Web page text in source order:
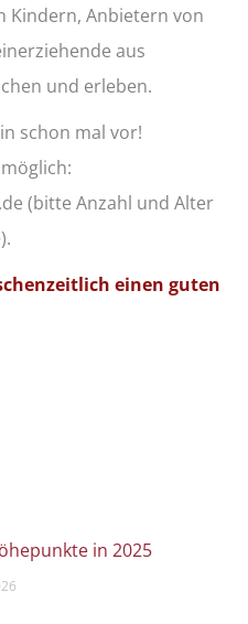
Kindern, Anbietern von
aus
und erleben.
schon mal vor!
(bitte Anzahl und Alter
einen guten
in 2025